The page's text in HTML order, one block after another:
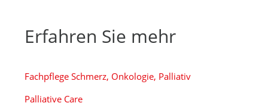
Erfahren Sie mehr
Fachpflege Schmerz, Onkologie, Palliativ
Palliative Care